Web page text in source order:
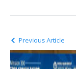
Previous Article